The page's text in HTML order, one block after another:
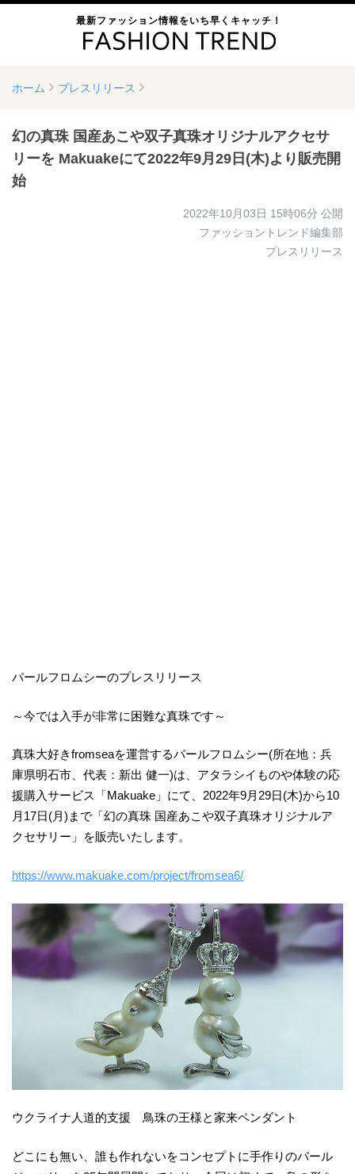
最新ファッション情報をいち早くキャッチ！
ホーム プレスリリース
幻の真珠 国産あこや双子真珠オリジナルアクセサ
リーを Makuakeにて2022年9月29日(木)より販売開
始
2022年10月03日 15時06分 公開
ファッショントレンド編集部
プレスリリース
パールフロムシーのプレスリリース
～今では入手が非常に困難な真珠です～
真珠大好きfromseaを運営するパールフロムシー(所在地：兵
庫県明石市、代表：新出 健一)は、アタラシイものや体験の応
援購入サービス「Makuake」にて、2022年9月29日(木)から10
月17日(月)まで「幻の真珠 国産あこや双子真珠オリジナルア
クセサリー」を販売いたします。
https://www.makuake.com/project/fromsea6/
ウクライナ人道的支援 鳥珠の王様と家来ペンダント
どこにも無い、誰も作れないをコンセプトに手作りのパール